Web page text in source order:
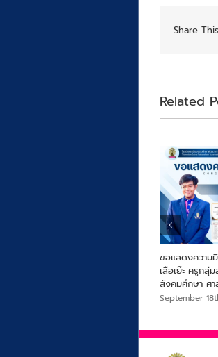
Share
Related
ขอแสดงความ
เสือเย๊ะ ครูกลุ่ม
สังคมศึกษา ศ
September